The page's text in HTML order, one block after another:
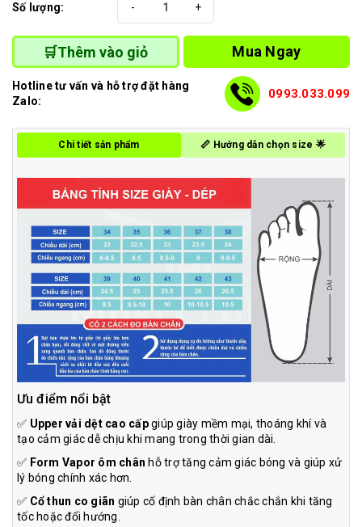
Số lượng: +
-
🛒Thêm vào giỏ Mua Ngay
Hotline tư vấn và hỗ trợ đặt hàng
Zalo:
0993.033.099
Chi tiết sản phẩm 📏 Hướng dẫn chọn size 🌟
Ưu điểm nổi bật
✅ Upper vải dệt cao cấpgiúp giày mềm mại, thoáng khí và
tạo cảm giác dễ chịu khi mang trong thời gian dài.
✅ Form Vapor ôm chân hỗ trợ tăng cảm giác bóng và giúp xử
lý bóng chính xác hơn.
✅ Cổ thun co giãn giúp cố định bàn chân chắc chắn khi tăng
tốc hoặc đổi hướng.